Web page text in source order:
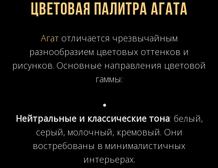
Цветовая палитра агата
Агатотличается чрезвычайным
разнообразием цветовых оттенков и
рисунков. Основные направления цветовой
гаммы:
Нейтральные и классические тона: белый,
серый, молочный, кремовый. Они
востребованы в минималистичных
интерьерах.